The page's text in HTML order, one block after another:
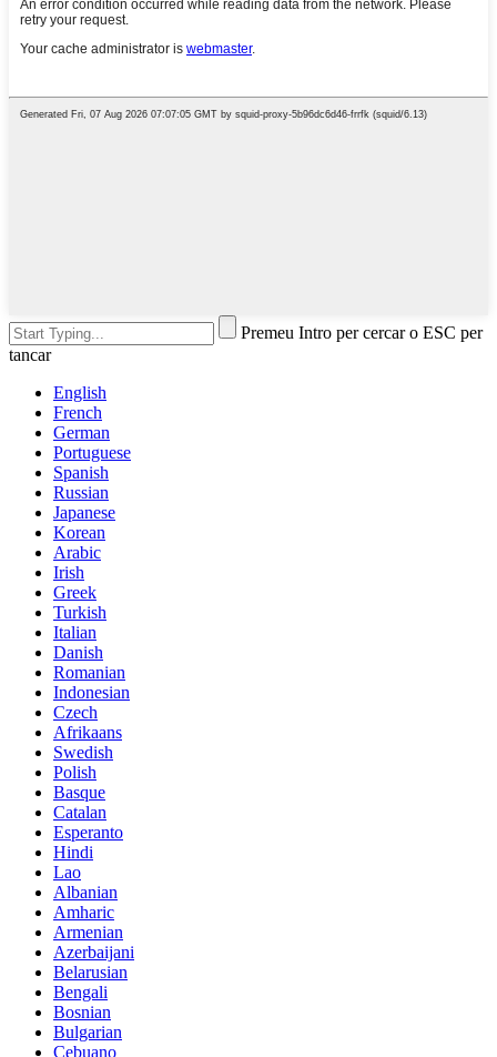
Premeu Intro per cercar o ESC per
tancar
English
French
German
Portuguese
Spanish
Russian
Japanese
Korean
Arabic
Irish
Greek
Turkish
Italian
Danish
Romanian
Indonesian
Czech
Afrikaans
Swedish
Polish
Basque
Catalan
Esperanto
Hindi
Lao
Albanian
Amharic
Armenian
Azerbaijani
Belarusian
Bengali
Bosnian
Bulgarian
Cebuano